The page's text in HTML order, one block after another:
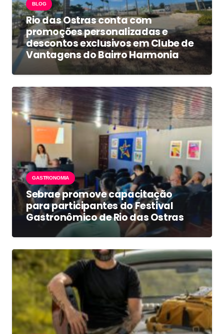
BLOG
Rio das Ostras conta com
promoções personalizadas e
descontos exclusivos em Clube de
Vantagens do Bairro Harmonia
GASTRONOMIA
Sebrae promove capacitação
para participantes do Festival
Gastronômico de Rio das Ostras